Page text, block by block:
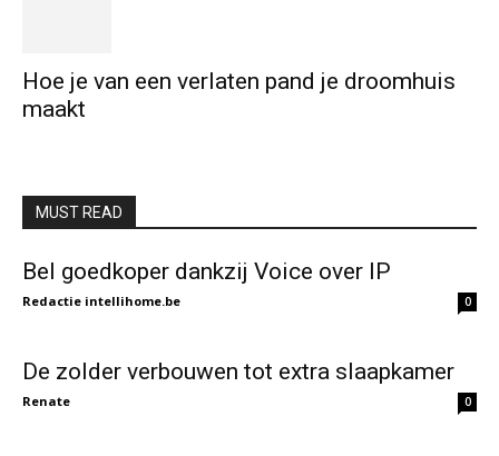
Hoe je van een verlaten pand je droomhuis
maakt
MUST READ
Bel goedkoper dankzij Voice over IP
Redactie intellihome.be 0
De zolder verbouwen tot extra slaapkamer
Renate 0